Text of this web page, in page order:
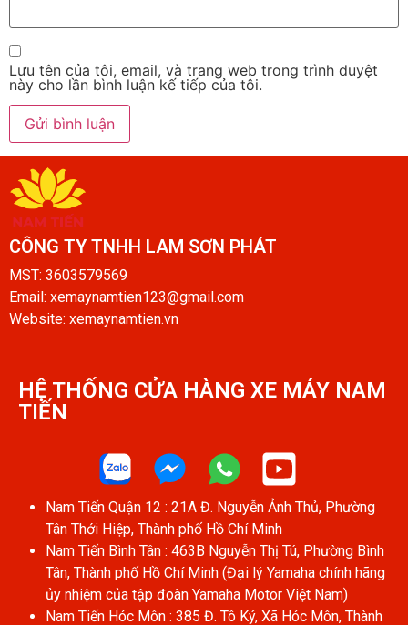
Lưu tên của tôi, email, và trang web trong trình duyệt
này cho lần bình luận kế tiếp của tôi.
CÔNG TY TNHH LAM SƠN PHÁT​
MST: 3603579569
Email: xemaynamtien123@gmail.com
Website: xemaynamtien.vn
HỆ THỐNG CỬA HÀNG XE MÁY NAM
TIẾN​
Nam Tiến Quận 12 : 21A Đ. Nguyễn Ảnh Thủ, Phường
Tân Thới Hiệp, Thành phố Hồ Chí Minh
Nam Tiến Bình Tân : 463B Nguyễn Thị Tú, Phường Bình
Tân, Thành phố Hồ Chí Minh (Đại lý Yamaha chính hãng
ủy nhiệm của tập đoàn Yamaha Motor Việt Nam)
Nam Tiến Hóc Môn : 385 Đ. Tô Ký, Xã Hóc Môn, Thành